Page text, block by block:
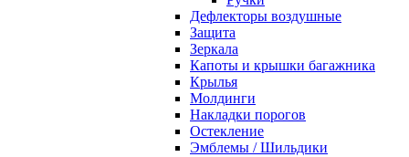
Дефлекторы воздушные
Защита
Зеркала
Капоты и крышки багажника
Крылья
Молдинги
Накладки порогов
Остекление
Эмблемы / Шильдики